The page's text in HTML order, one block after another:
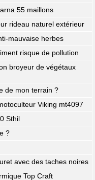
55 maillons
rideau naturel extérieur
mauvaise herbes
risque de pollution
broyeur de végétaux
de mon terrain ?
Viking mt4097
Sthil
?
avec des taches noires
Top Craft